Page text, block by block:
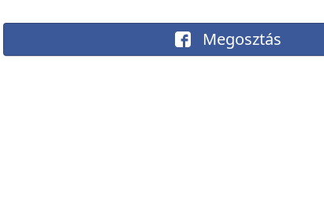
Megosztás